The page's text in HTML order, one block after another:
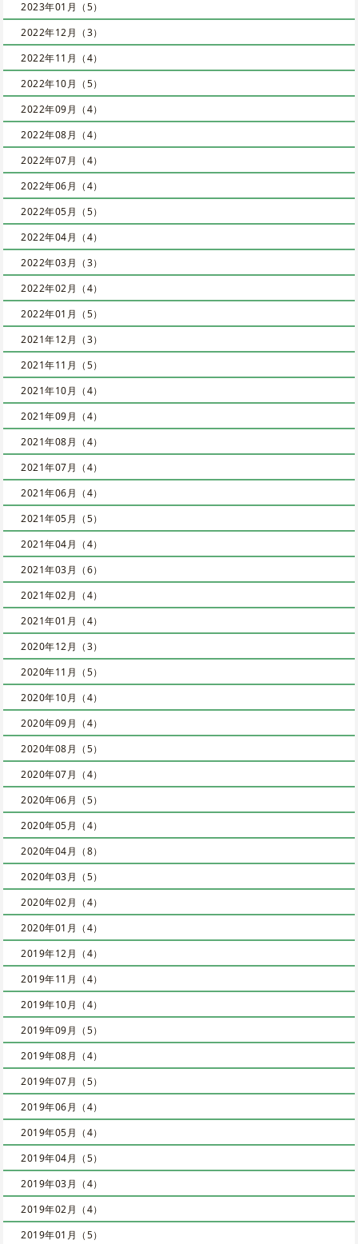
2023年01月（5）
2022年12月（3）
2022年11月（4）
2022年10月（5）
2022年09月（4）
2022年08月（4）
2022年07月（4）
2022年06月（4）
2022年05月（5）
2022年04月（4）
2022年03月（3）
2022年02月（4）
2022年01月（5）
2021年12月（3）
2021年11月（5）
2021年10月（4）
2021年09月（4）
2021年08月（4）
2021年07月（4）
2021年06月（4）
2021年05月（5）
2021年04月（4）
2021年03月（6）
2021年02月（4）
2021年01月（4）
2020年12月（3）
2020年11月（5）
2020年10月（4）
2020年09月（4）
2020年08月（5）
2020年07月（4）
2020年06月（5）
2020年05月（4）
2020年04月（8）
2020年03月（5）
2020年02月（4）
2020年01月（4）
2019年12月（4）
2019年11月（4）
2019年10月（4）
2019年09月（5）
2019年08月（4）
2019年07月（5）
2019年06月（4）
2019年05月（4）
2019年04月（5）
2019年03月（4）
2019年02月（4）
2019年01月（5）